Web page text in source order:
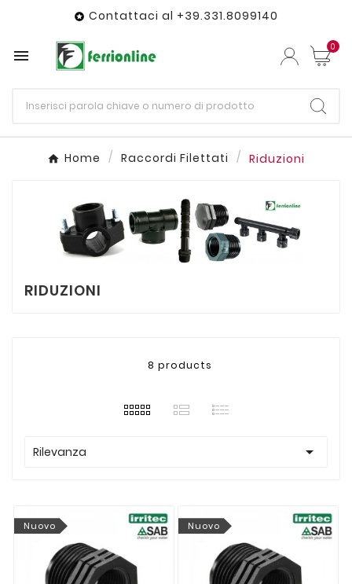
 Contattaci al +39.331.8099140
 0
Home Raccordi Filettati Riduzioni
RIDUZIONI
8 products
Rilevanza 
Nuovo Nuovo